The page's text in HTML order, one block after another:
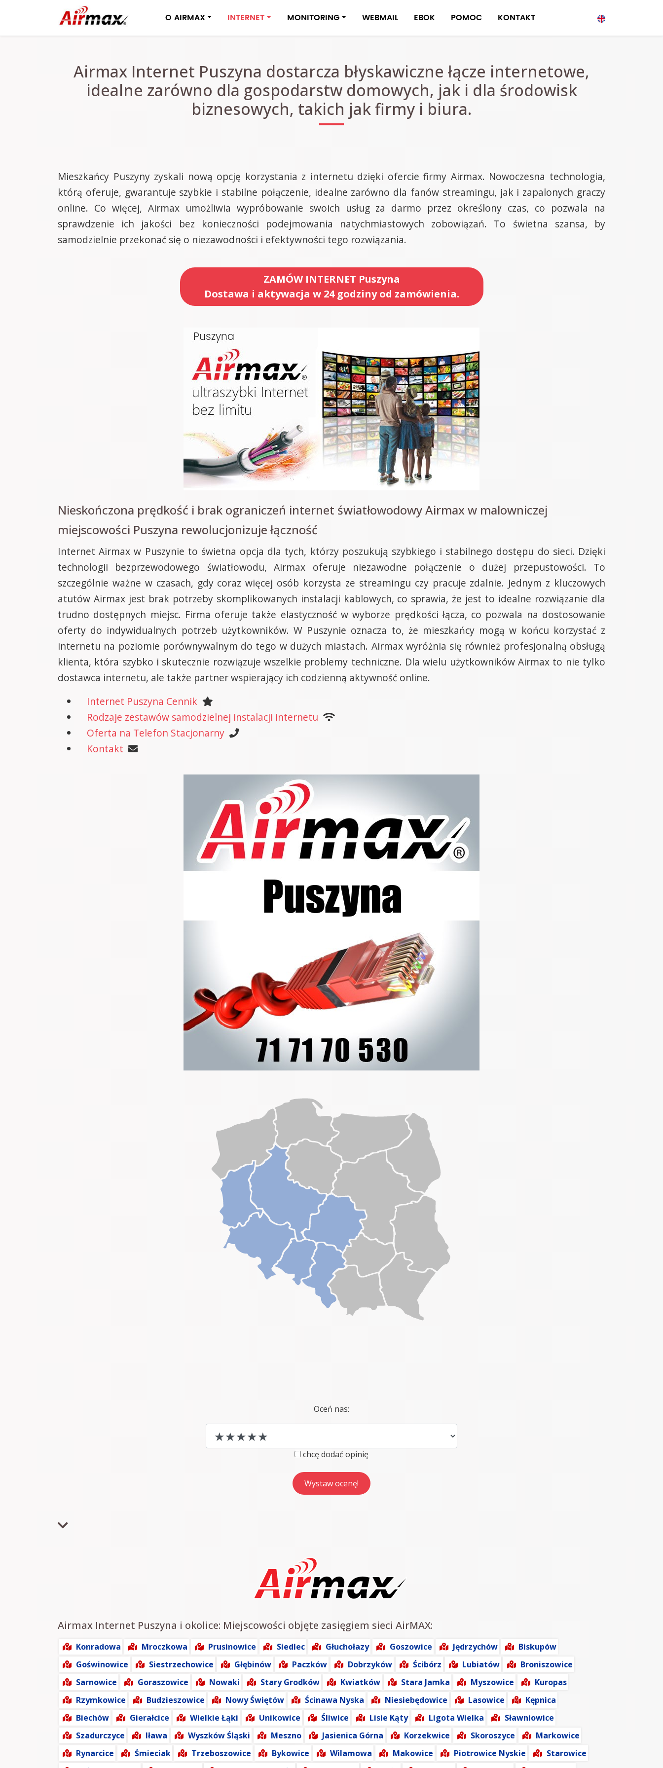
O AIRMAX INTERNET MONITORING WEBMAIL EBOK POMOC KONTAKT
Airmax Internet Puszyna dostarcza błyskawiczne łącze internetowe,
idealne zarówno dla gospodarstw domowych, jak i dla środowisk
biznesowych, takich jak firmy i biura.
Mieszkańcy Puszyny zyskali nową opcję korzystania z internetu dzięki ofercie firmy Airmax. Nowoczesna technologia,
którą oferuje, gwarantuje szybkie i stabilne połączenie, idealne zarówno dla fanów streamingu, jak i zapalonych graczy
online. Co więcej, Airmax umożliwia wypróbowanie swoich usług za darmo przez określony czas, co pozwala na
sprawdzenie ich jakości bez konieczności podejmowania natychmiastowych zobowiązań. To świetna szansa, by
samodzielnie przekonać się o niezawodności i efektywności tego rozwiązania.
ZAMÓW INTERNET Puszyna
Dostawa i aktywacja w 24 godziny od zamówienia.
Nieskończona prędkość i brak ograniczeń internet światłowodowy Airmax w malowniczej
miejscowości Puszyna rewolucjonizuje łączność
Internet Airmax w Puszynie to świetna opcja dla tych, którzy poszukują szybkiego i stabilnego dostępu do sieci. Dzięki
technologii bezprzewodowego światłowodu, Airmax oferuje niezawodne połączenie o dużej przepustowości. To
szczególnie ważne w czasach, gdy coraz więcej osób korzysta ze streamingu czy pracuje zdalnie. Jednym z kluczowych
atutów Airmax jest brak potrzeby skomplikowanych instalacji kablowych, co sprawia, że jest to idealne rozwiązanie dla
trudno dostępnych miejsc. Firma oferuje także elastyczność w wyborze prędkości łącza, co pozwala na dostosowanie
oferty do indywidualnych potrzeb użytkowników. W Puszynie oznacza to, że mieszkańcy mogą w końcu korzystać z
internetu na poziomie porównywalnym do tego w dużych miastach. Airmax wyróżnia się również profesjonalną obsługą
klienta, która szybko i skutecznie rozwiązuje wszelkie problemy techniczne. Dla wielu użytkowników Airmax to nie tylko
dostawca internetu, ale także partner wspierający ich codzienną aktywność online.
Internet Puszyna Cennik
Rodzaje zestawów samodzielnej instalacji internetu
Oferta na Telefon Stacjonarny
Kontakt
Oceń nas:
chcę dodać opinię
Airmax Internet Puszyna i okolice: Miejscowości objęte zasięgiem sieci AirMAX:
Konradowa Mroczkowa Prusinowice Siedlec Głuchołazy Goszowice Jędrzychów
Biskupów
Goświnowice
Siestrzechowice Głębinów Paczków Dobrzyków Ścibórz Lubiatów
Broniszowice
Sarnowice
Goraszowice Nowaki Stary Grodków Kwiatków Stara Jamka Myszowice
Kuropas
Rzymkowice
Budzieszowice Nowy Świętów Ścinawa Nyska Niesiebędowice Lasowice
Kępnica
Biechów
Gierałcice Wielkie Łąki Unikowice Śliwice Lisie Kąty Ligota Wielka
Sławniowice
Szadurczyce
Iława Wyszków Śląski Meszno Jasienica Górna Korzekwice Skoroszyce
Markowice
Rynarcice
Śmieciak Trzeboszowice Bykowice Wilamowa Makowice Piotrowice Nyskie
Starowice